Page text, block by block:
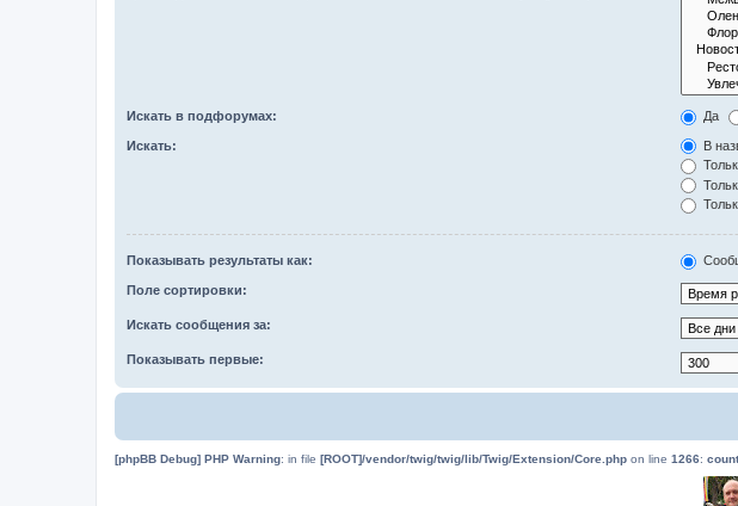
Искать в подфорумах: Да
Искать:
В
Показывать результаты как:
Поле сортировки:
Искать сообщения за:
Показывать первые:
[phpBB Debug] PHP Warning: in file [ROOT]/vendor/twig/twig/lib/Twig/Extension/Core.php on line 1266: